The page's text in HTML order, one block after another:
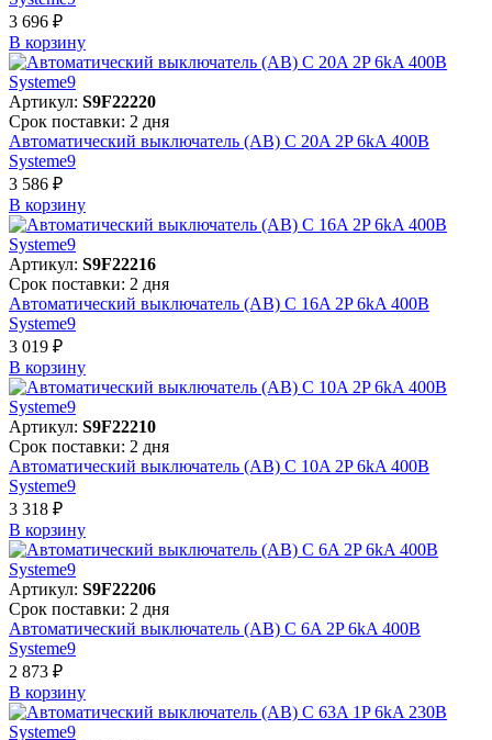
3 696 ₽
В корзинy
Артикул: S9F22220
Срок поставки: 2 дня
Автоматический выключатель (АВ) C 20A 2P 6kA 400В
Systeme9
3 586 ₽
В корзинy
Артикул: S9F22216
Срок поставки: 2 дня
Автоматический выключатель (АВ) C 16A 2P 6kA 400В
Systeme9
3 019 ₽
В корзинy
Артикул: S9F22210
Срок поставки: 2 дня
Автоматический выключатель (АВ) C 10A 2P 6kA 400В
Systeme9
3 318 ₽
В корзинy
Артикул: S9F22206
Срок поставки: 2 дня
Автоматический выключатель (АВ) C 6A 2P 6kA 400В
Systeme9
2 873 ₽
В корзинy